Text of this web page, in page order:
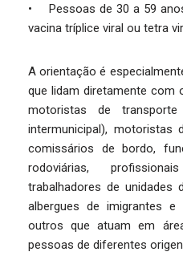
• Pessoas de 30 a 59
vacina tríplice viral ou tetra
A orientação é
que lidam diretamente com
motoristas de
intermunicipal), motoristas
comissários de bordo,
rodoviárias,
trabalhadores de unidades
albergues de imigrantes
outros que atuam em
pessoas de diferentes